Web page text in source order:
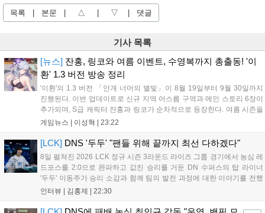
목록 본문 △ ▽ 댓글
기사 목록
[뉴스] 잔홍, 링코와 여름 이벤트, 수영복까지 총출동! '이
환' 1.3 버전 방송 정리
'이환'의 1.3 버전 「안개 너머의 별빛」이 8월 19일부터 9월 30일까지
진행된다. 이번 업데이트로 신규 지역 어스름 구역과 메인 스토리 6장이
추가되며, S급 캐릭터 잔홍과 링코가 순차적으로 등장한다. 여름 시즌을
맞아 비치발리볼, 수상 오토바이 등 다채로운 이벤트가 열리고, 캐릭터
가능한 교환 코드 3종이 제공되며, 상세 일정은 공식 채널을 통해 확인할
게임뉴스 | 이성혁 | 23:22
[LCK] DNS '두두' "팬들 위해 끝까지 최선 다하겠다"
8일 펼쳐진 2026 LCK 정규 시즌 3라운드 라이즈 그룹 경기에서 농심 레
드포스를 2:0으로 완파하고 값진 승리를 거둔 DN 수퍼스의 탑 라이너
'두두' 이동주가 승리 소감과 함께 팀의 발전 과정에 대한 이야기를 전했
다. 먼저 오랜만의 2:0 완승에 대해 '두두'는 "진짜 오랜만에 거둔 2:0 승
인터뷰 | 김홍제 | 22:30